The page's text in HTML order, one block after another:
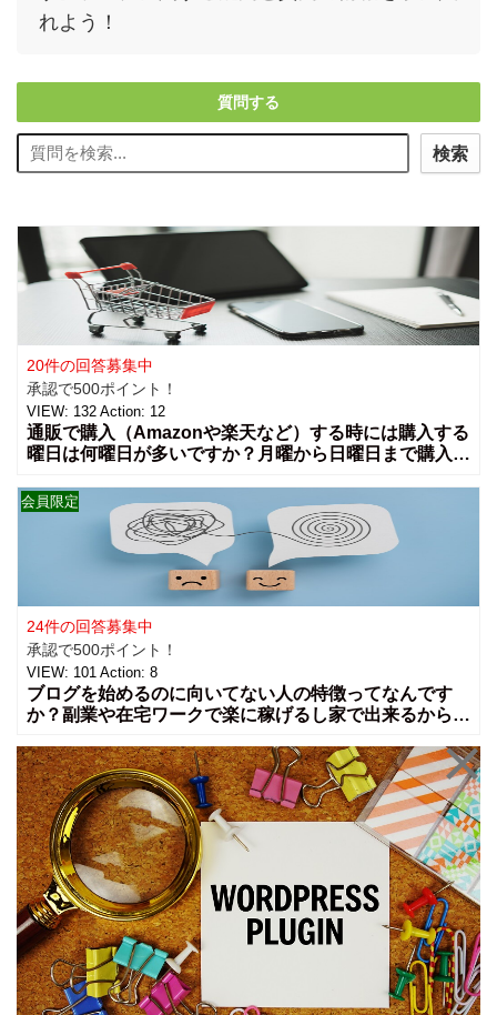
れよう！
質問する
検索
20件の回答募集中
承認で500ポイント！
VIEW: 132 Action: 12
通販で購入（Amazonや楽天など）する時には購入する
曜日は何曜日が多いですか？月曜から日曜日まで購入を
ないなど様々な理由がありますよね？土日にパートナー
に相談してからと言う人もいるかもです
会員限定
24件の回答募集中
承認で500ポイント！
VIEW: 101 Action: 8
ブログを始めるのに向いてない人の特徴ってなんです
か？副業や在宅ワークで楽に稼げるし家で出来るからブ
めて向いてないな私はと思う場合も、周りを見ている
と、この人はブログに向いてないんじゃないかと